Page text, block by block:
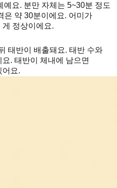
예요. 분만 자체는 5~30분 정도
은 약 30분이에요. 어미가
정상이에요.
태반이 배출돼요. 태반 수와
. 태반이 체내에 남으면
어요.